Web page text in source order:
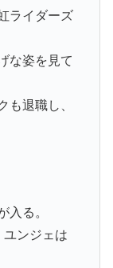
ライダーズ
な姿を見て
も退職し、
入る。
ユンジェは